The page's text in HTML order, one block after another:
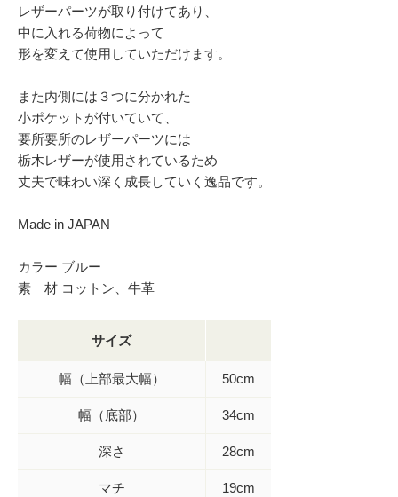
レザーパーツが取り付けてあり、
中に入れる荷物によって
形を変えて使用していただけます。
また内側には３つに分かれた
小ポケットが付いていて、
要所要所のレザーパーツには
栃木レザーが使用されているため
丈夫で味わい深く成長していく逸品です。
Made in JAPAN
カラー ブルー
素 材 コットン、牛革
サイズ
幅（上部最大幅） 50cm
幅（底部） 34cm
深さ 28cm
マチ 19cm